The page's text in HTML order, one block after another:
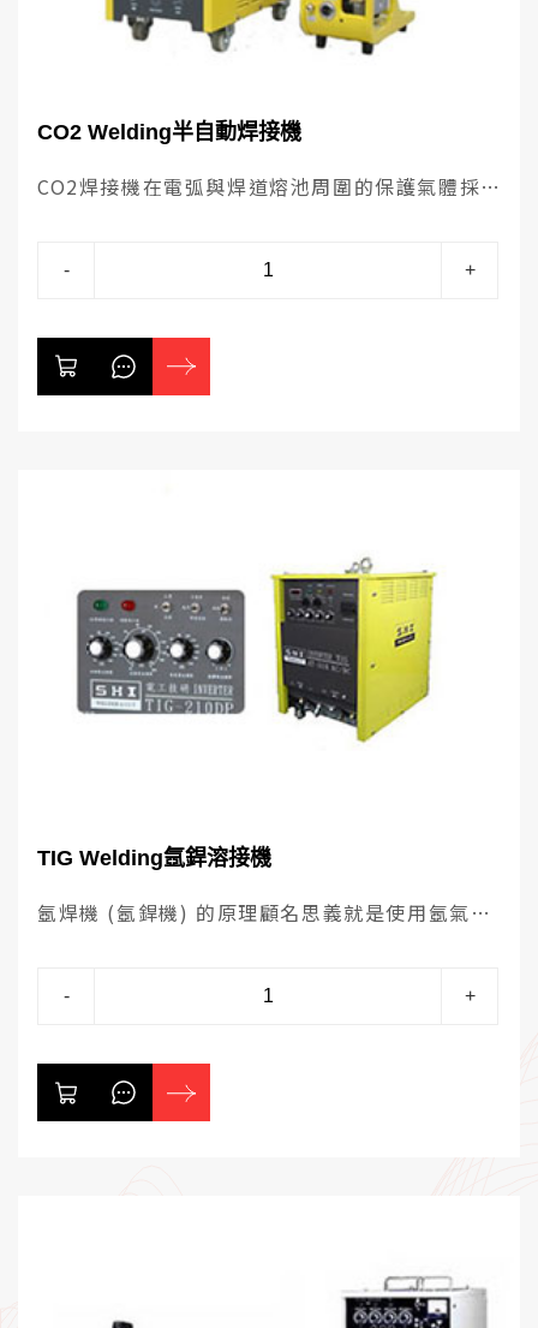
CO2 Welding半自動焊接機
CO2焊接機在電弧與焊道熔池周圍的保護氣體採
易夾雜溶渣。
- +
TIG Welding氬銲溶接機
氬焊機 (氬銲機) 的原理顧名思義就是使用氬氣做
再以氬氣做為保護氣體，產生電弧後再後手工技
- +